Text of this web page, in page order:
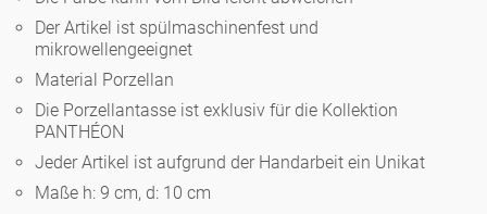
Porzellan
Ozean
klassische Musiker
zeitgenössische Musiker
Runde Teller - weiß
Ovale Teller - weiß
Runde Teller 'de Luxe'
Noël
Teekanne
Vasen 'de Luxe'
Fressnapf
Goldener Käfig
Korb 'de Luxe'
Schalen 'de Luxe'
Hände und Füße
Bad
Schnickschnack
Unpraktisch
Spielen
Dies & Das
Schachspiel Alice
Berliner Duft
Der Artikel ist spülmaschinenfest und
mikrowellengeeignet
Material Porzellan
Die Porzellantasse ist exklusiv für die Kollektion
PANTHÉON
Jeder Artikel ist aufgrund der Handarbeit ein Unikat
Maße h: 9 cm, d: 10 cm